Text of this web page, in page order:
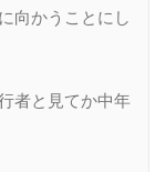
向かうことにし
者と見てか中年